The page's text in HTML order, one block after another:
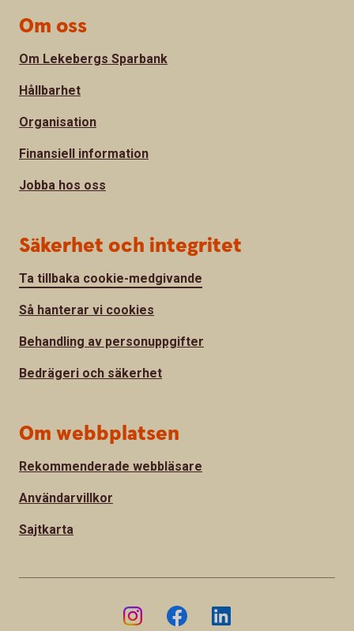
Om oss
Om Lekebergs Sparbank
Hållbarhet
Organisation
Finansiell information
Jobba hos oss
Säkerhet och integritet
Ta tillbaka cookie-medgivande
Så hanterar vi cookies
Behandling av personuppgifter
Bedrägeri och säkerhet
Om webbplatsen
Rekommenderade webbläsare
Användarvillkor
Sajtkarta